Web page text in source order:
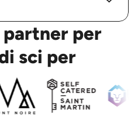
per
sci per